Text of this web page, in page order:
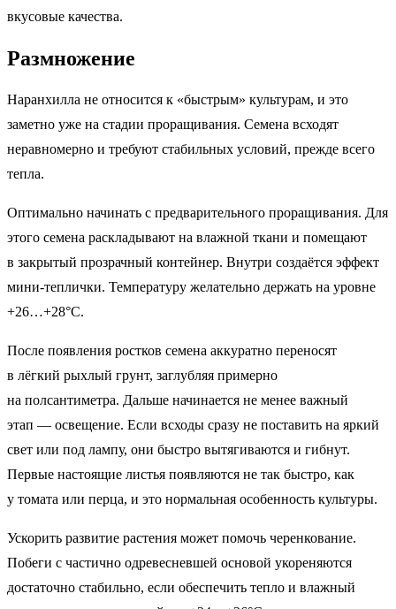
вкусовые качества.
Размножение
Наранхилла не относится к «быстрым» культурам, и это
заметно уже на стадии проращивания. Семена всходят
неравномерно и требуют стабильных условий, прежде всего
тепла.
Оптимально начинать с предварительного проращивания. Для
этого семена раскладывают на влажной ткани и помещают
в закрытый прозрачный контейнер. Внутри создаётся эффект
мини-теплички. Температуру желательно держать на уровне
+26…+28°C.
После появления ростков семена аккуратно переносят
в лёгкий рыхлый грунт, заглубляя примерно
на полсантиметра. Дальше начинается не менее важный
этап — освещение. Если всходы сразу не поставить на яркий
свет или под лампу, они быстро вытягиваются и гибнут.
Первые настоящие листья появляются не так быстро, как
у томата или перца, и это нормальная особенность культуры.
Ускорить развитие растения может помочь черенкование.
Побеги с частично одревесневшей основой укореняются
достаточно стабильно, если обеспечить тепло и влажный